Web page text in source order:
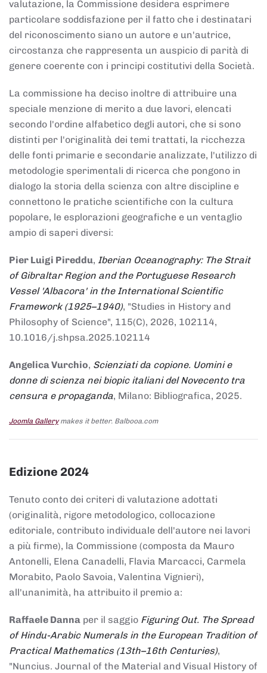
valutazione, la Commissione desidera esprimere
particolare soddisfazione per il fatto che i destinatari
del riconoscimento siano un autore e un'autrice,
circostanza che rappresenta un auspicio di parità di
genere coerente con i principi costitutivi della Società.
La commissione ha deciso inoltre di attribuire una
speciale menzione di merito a due lavori, elencati
secondo l'ordine alfabetico degli autori, che si sono
distinti per l'originalità dei temi trattati, la ricchezza
delle fonti primarie e secondarie analizzate, l'utilizzo di
metodologie sperimentali di ricerca che pongono in
dialogo la storia della scienza con altre discipline e
connettono le pratiche scientifiche con la cultura
popolare, le esplorazioni geografiche e un ventaglio
ampio di saperi diversi:
Pier Luigi Pireddu, Iberian Oceanography: The Strait
of Gibraltar Region and the Portuguese Research
Vessel 'Albacora' in the International Scientific
Framework (1925–1940), "Studies in History and
Philosophy of Science", 115(C), 2026, 102114,
10.1016/j.shpsa.2025.102114
Angelica Vurchio, Scienziati da copione. Uomini e
donne di scienza nei biopic italiani del Novecento tra
censura e propaganda, Milano: Bibliografica, 2025.
Joomla Gallerymakes it better. Balbooa.com
Edizione 2024
Tenuto conto dei criteri di valutazione adottati
(originalità, rigore metodologico, collocazione
editoriale, contributo individuale dell'autore nei lavori
a più firme), la Commissione (composta da Mauro
Antonelli, Elena Canadelli, Flavia Marcacci, Carmela
Morabito, Paolo Savoia, Valentina Vignieri),
all'unanimità, ha attribuito il premio a:
Raffaele Danna per il saggio Figuring Out. The Spread
of Hindu-Arabic Numerals in the European Tradition of
Practical Mathematics (13th–16th Centuries),
"Nuncius. Journal of the Material and Visual History of